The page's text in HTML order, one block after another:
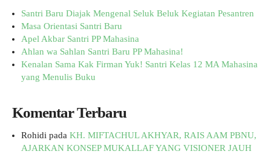
Santri Baru Diajak Mengenal Seluk Beluk Kegiatan Pesantren
Masa Orientasi Santri Baru
Apel Akbar Santri PP Mahasina
Ahlan wa Sahlan Santri Baru PP Mahasina!
Kenalan Sama Kak Firman Yuk! Santri Kelas 12 MA Mahasina
yang Menulis Buku
Komentar Terbaru
Rohidi pada KH. MIFTACHUL AKHYAR, RAIS AAM PBNU,
AJARKAN KONSEP MUKALLAF YANG VISIONER JAUH